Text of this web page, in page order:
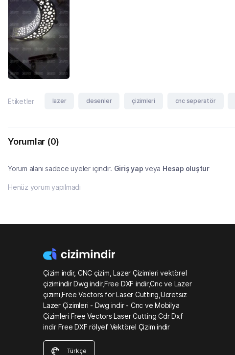
Etiketler lazer desenler çizimleri cnc seperatör
Yorumlar (0)
Yorum alanı sadece üyeler içindir. Giriş yap veya Hesap oluştur
Henüz yorum yapılmadı
Çizim indir, CNC çizim, Lazer Çizimleri vektörel
çizimindir Dwg indir,Free DXF indir,Cnc ve Lazer
çizimi,Free Vectors for Laser Cutting,Ücretsiz
Lazer Çizimleri - Dwg indir - Cnc ve Mobilya
Çizimleri Free Vectors Laser Cutting Cdr Dxf
indir Free DXF rölyef Vektörel Çizim indir
Türkçe